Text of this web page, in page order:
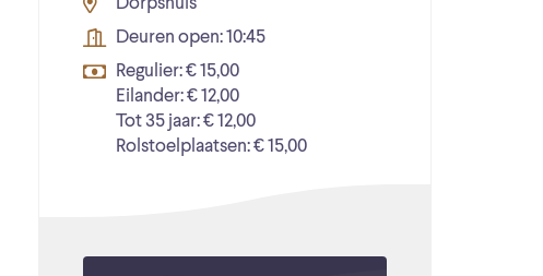
Deuren open: 10:45
Regulier: € 15,00
Eilander: € 12,00
Tot 35 jaar: € 12,00
Rolstoelplaatsen: € 15,00